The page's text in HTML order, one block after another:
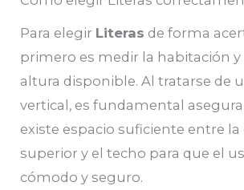
Para elegir Literas de forma
primero es medir la habitación
altura disponible. Al tratarse de
vertical, es fundamental
existe espacio suficiente entre la
superior y el techo para que el
cómodo y seguro.